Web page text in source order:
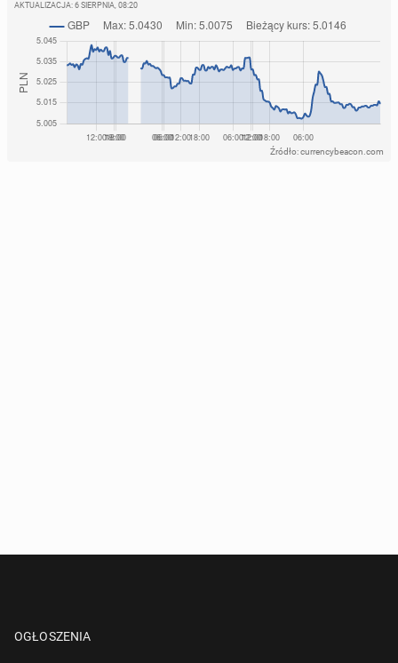
AKTUALIZACJA: 6 SIERPNIA, 08:20
Źródło: currencybeacon.com
OGŁOSZENIA